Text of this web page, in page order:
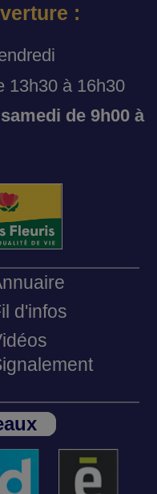
:
13h30 à 16h30
de 9h00 à
d'infos